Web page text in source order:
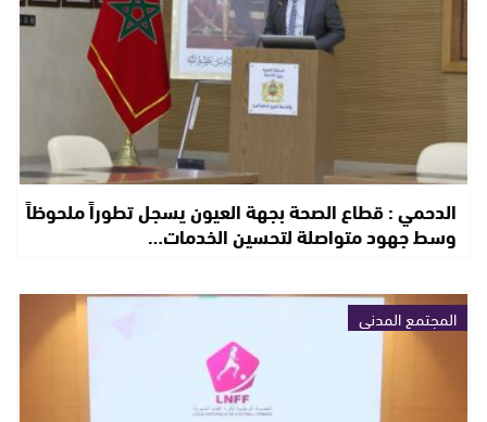
الدحمي : قطاع الصحة بجهة العيون يسجل تطوراً ملحوظاً
وسط جهود متواصلة لتحسين الخدمات…
المجتمع المدني